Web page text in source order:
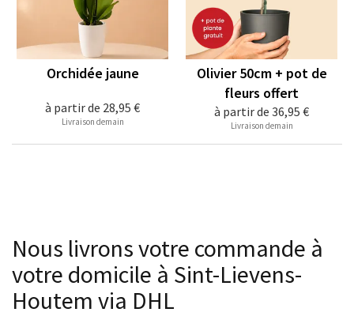
à partir de 28,95 €
Orchidée jaune
Livraison demain
à partir de 36,95 €
Olivier 50cm + pot de
fleurs offert
Livraison demain
Nous livrons votre commande à
votre domicile à Sint-Lievens-
Houtem via DHL